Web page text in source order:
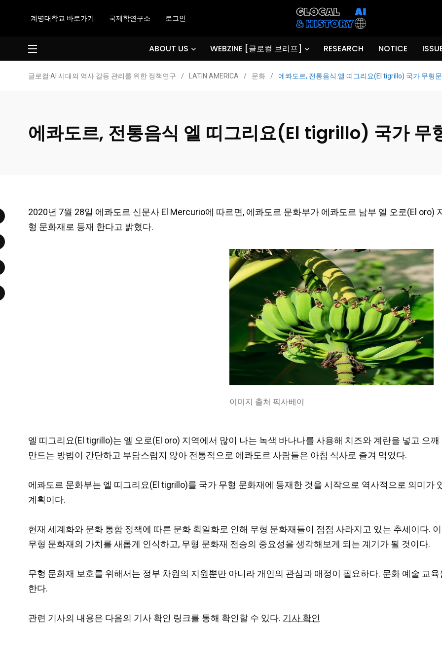
계명대학교 바로가기 국제학연구소 로그인
ABOUT US WEBZINE [글로컬 브리프] RESEARCH NOTICE
글로컬·AI 시대의 역사 갈등 관리를 위한 정책연구 / LATIN AMERICA / 문화 / 에콰도르, 전통음식 엘 띠그리요(El tigrillo) 국가 무형
에콰도르, 전통음식 엘 띠그리요(El tigrillo) 국가 무
2020년 7월 28일 에콰도르 신문사 El Mercurio에 따르면, 에콰도르 문화부가 에콰도르 남부 엘 오로(El oro)
형 문화재로 등재 한다고 밝혔다.
이미지 출처 픽사베이
엘 띠그리요(El tigrillo)는 엘 오로(El oro) 지역에서 많이 나는 녹색 바나나를 사용해 치즈와 계란을 넣고 으
만드는 방법이 간단하고 부담스럽지 않아 전통적으로 에콰도르 사람들은 아침 식사로 즐겨 먹었다.
에콰도르 문화부는 엘 띠그리요(El tigrillo)를 국가 무형 문화재에 등재한 것을 시작으로 역사적으로 의미가
계획이다.
현재 세계화와 문화 통합 정책에 따른 문화 획일화로 인해 무형 문화재들이 점점 사라지고 있는 추세이다.
무형 문화재의 가치를 새롭게 인식하고, 무형 문화재 전승의 중요성을 생각해보게 되는 계기가 될 것이다.
무형 문화재 보호를 위해서는 정부 차원의 지원뿐만 아니라 개인의 관심과 애정이 필요하다. 문화 예술 교
한다.
관련 기사의 내용은 다음의 기사 확인 링크를 통해 확인할 수 있다. 기사 확인